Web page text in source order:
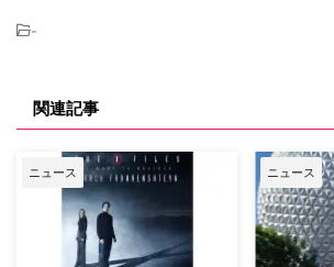
-
関連記事
ニュース ニュース